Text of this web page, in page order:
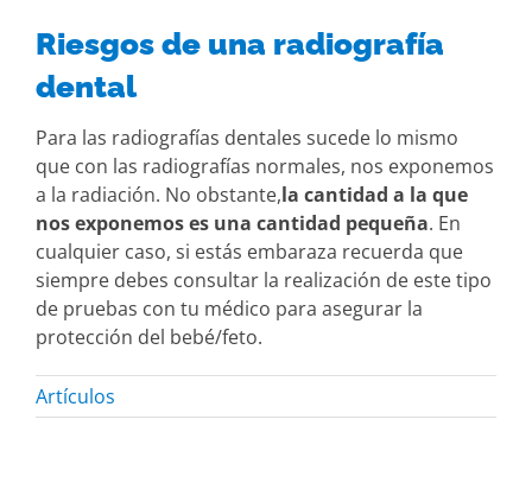
Riesgos de una radiografía
dental
Para las radiografías dentales sucede lo mismo
que con las radiografías normales, nos exponemos
a la radiación. No obstante,la cantidad a la que
nos exponemos es una cantidad pequeña. En
cualquier caso, si estás embaraza recuerda que
siempre debes consultar la realización de este tipo
de pruebas con tu médico para asegurar la
protección del bebé/feto.
Artículos